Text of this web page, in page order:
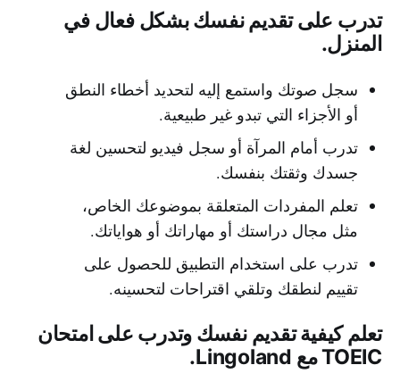
تدرب على تقديم نفسك بشكل فعال في
المنزل.
سجل صوتك واستمع إليه لتحديد أخطاء النطق
أو الأجزاء التي تبدو غير طبيعية.
تدرب أمام المرآة أو سجل فيديو لتحسين لغة
جسدك وثقتك بنفسك.
تعلم المفردات المتعلقة بموضوعك الخاص،
مثل مجال دراستك أو مهاراتك أو هواياتك.
تدرب على استخدام التطبيق للحصول على
تقييم لنطقك وتلقي اقتراحات لتحسينه.
تعلم كيفية تقديم نفسك وتدرب على امتحان
TOEIC مع Lingoland.